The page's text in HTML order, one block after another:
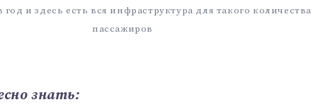
год и здесь есть вся инфраструктура для такого количества
пассажиров
знать: